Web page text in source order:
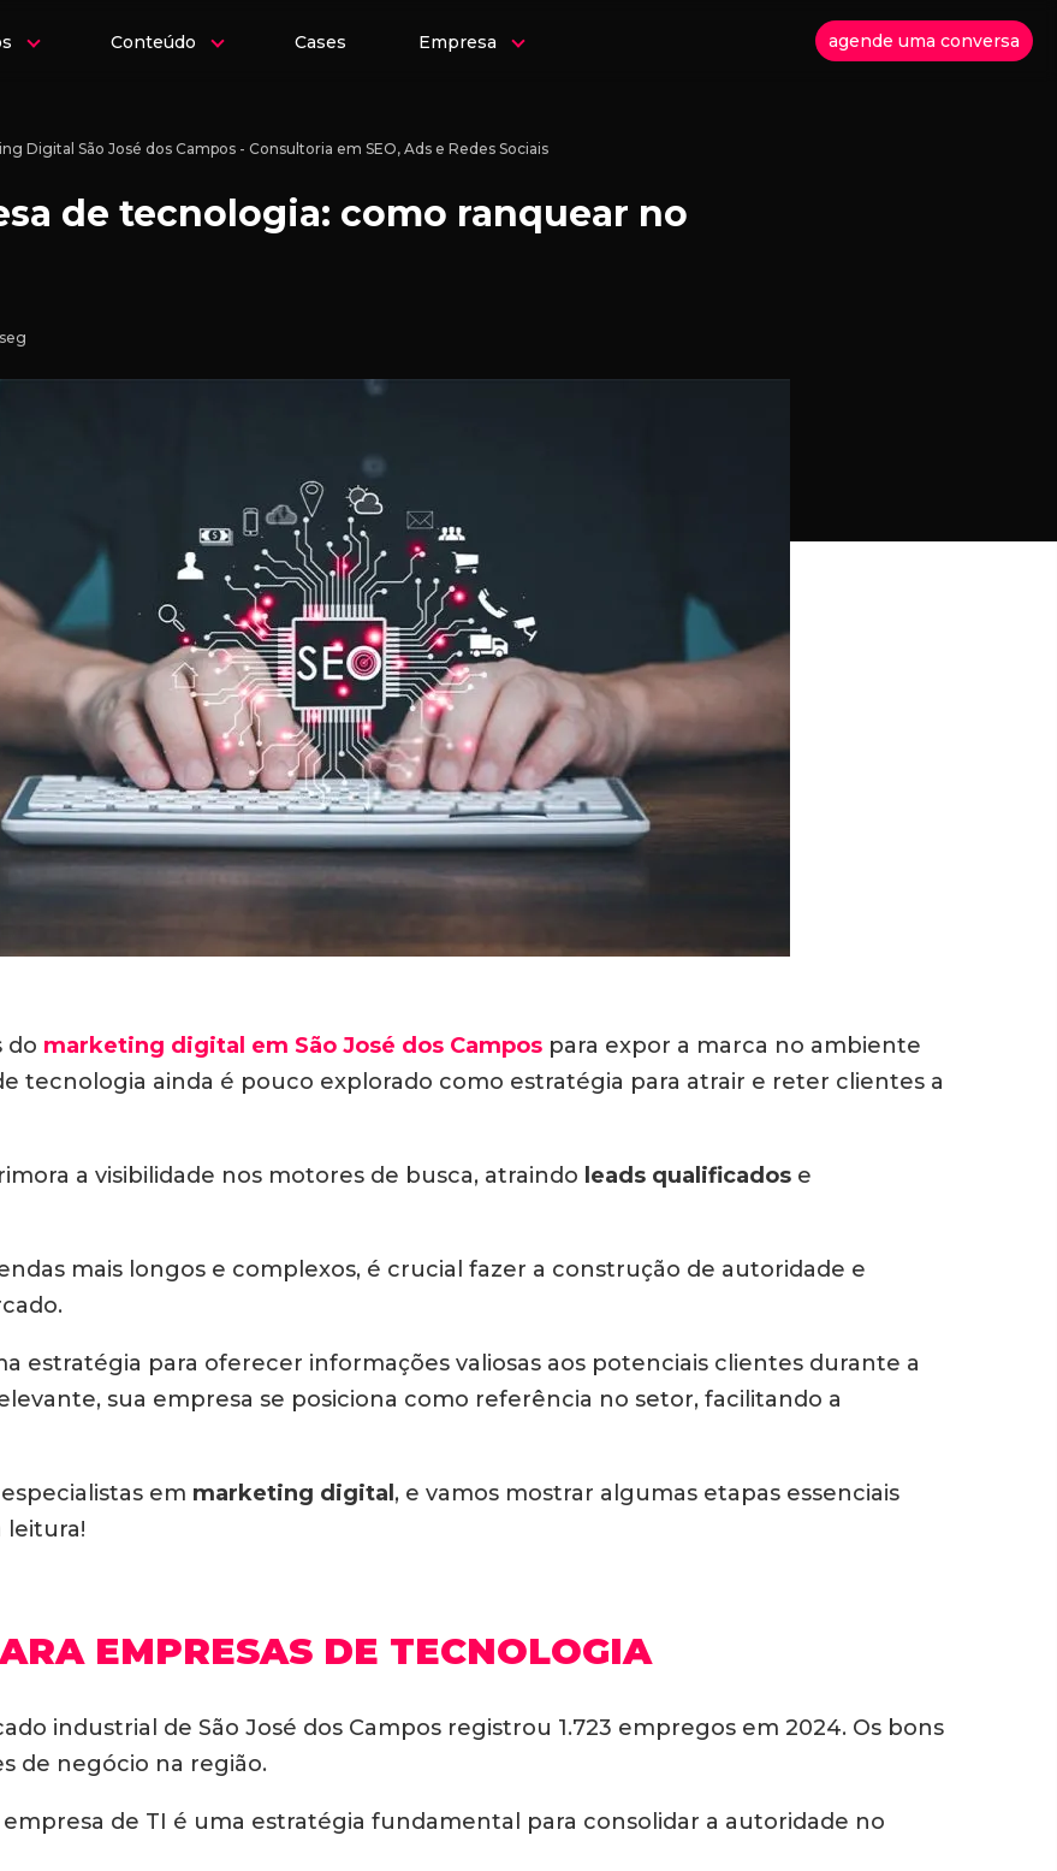
Conteúdo Cases Empresa agende uma conversa
Digital São José dos Campos - Consultoria em SEO, Ads e Redes Sociais
de tecnologia: como ranquear no
do marketing digital em São José dos Campos para expor a marca no ambiente
tecnologia ainda é pouco explorado como estratégia para atrair e reter clientes a
a visibilidade nos motores de busca, atraindo leads qualificados e
mais longos e complexos, é crucial fazer a construção de autoridade e
estratégia para oferecer informações valiosas aos potenciais clientes durante a
sua empresa se posiciona como referência no setor, facilitando a
em marketing digital , e vamos mostrar algumas etapas essenciais
leitura!
EMPRESAS DE TECNOLOGIA
industrial de São José dos Campos registrou 1.723 empregos em 2024. Os bons
de negócio na região.
empresa de TI é uma estratégia fundamental para consolidar a autoridade no